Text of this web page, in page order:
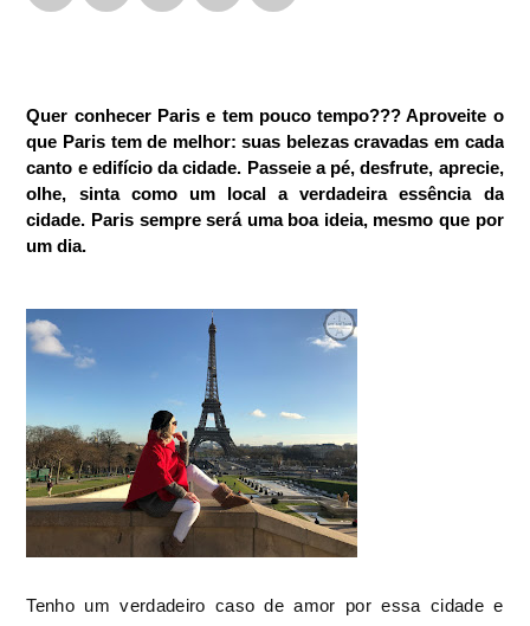
Quer conhecer Paris e tem pouco tempo??? Aproveite o
que Paris tem de melhor: suas belezas cravadas em cada
canto e edifício da cidade. Passeie a pé, desfrute, aprecie,
olhe, sinta como um local a verdadeira essência da
cidade. Paris sempre será uma boa ideia, mesmo que por
um dia.
Tenho um verdadeiro caso de amor por essa cidade e